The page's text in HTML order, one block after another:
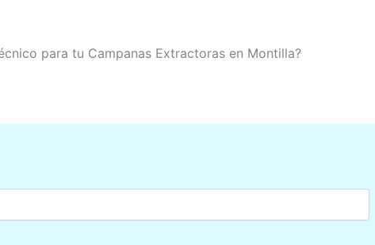
para tu Campanas Extractoras en Montilla?